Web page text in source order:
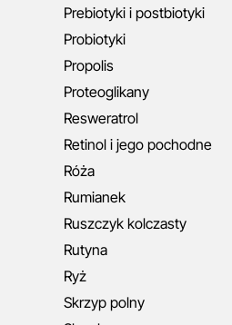
Prebiotyki i postbiotyki
Probiotyki
Propolis
Proteoglikany
Resweratrol
Retinol i jego pochodne
Róża
Rumianek
Ruszczyk kolczasty
Rutyna
Ryż
Skrzyp polny